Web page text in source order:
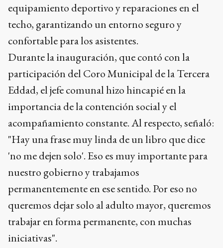
equipamiento deportivo y reparaciones en el
techo, garantizando un entorno seguro y
confortable para los asistentes.
Durante la inauguración, que contó con la
participación del Coro Municipal de la Tercera
Eddad, el jefe comunal hizo hincapié en la
importancia de la contención social y el
acompañamiento constante. Al respecto, señaló:
"Hay una frase muy linda de un libro que dice
'no me dejen solo'. Eso es muy importante para
nuestro gobierno y trabajamos
permanentemente en ese sentido. Por eso no
queremos dejar solo al adulto mayor, queremos
trabajar en forma permanente, con muchas
iniciativas".